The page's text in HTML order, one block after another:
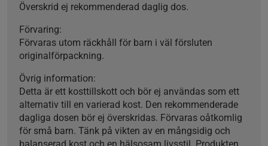
Överskrid ej rekommenderad daglig dos.
Förvaring:
Förvaras utom räckhåll för barn i väl försluten
originalförpackning.
Övrig information:
Detta är ett kosttillskott och bör ej användas som ett
alternativ till en varierad kost. Den rekommenderade
dagliga dosen bör ej överskridas. Förvaras oåtkomlig
för små barn. Tänk på vikten av en mångsidig och
balanserad kost och en hälsosam livsstil. Produkten